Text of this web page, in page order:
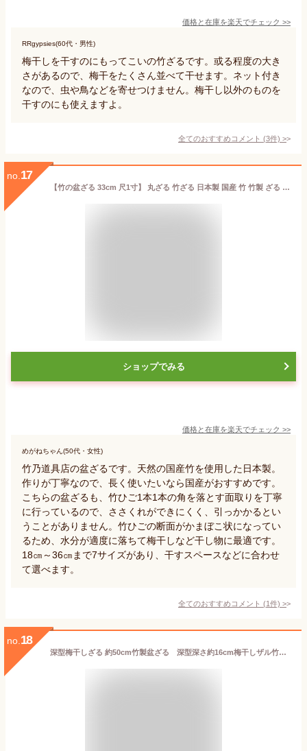
価格と在庫を楽天でチェック >>
RRgypsies(60代・男性)
梅干しを干すのにもってこいの竹ざるです。或る程度の大き
さがあるので、梅干をたくさん並べて干せます。ネット付き
なので、虫や鳥などを寄せつけません。梅干し以外のものを
干すのにも使えますよ。
全てのおすすめコメント (3件) >
no. 17
【竹の盆ざる 33cm 尺1寸】 丸ざる 竹ざる 日本製 国産 竹 竹製 ざる 笊 ザル 蕎麦ざる テーブルウェア キッチン 梅干し 干物 食器 鍋 野菜 職人 飲食店 料理 日本料理 海鮮
ショップでみる
価格と在庫を楽天でチェック >>
めがねちゃん(50代・女性)
竹乃道具店の盆ざるです。天然の国産竹を使用した日本製。
作りが丁寧なので、長く使いたいなら国産がおすすめです。
こちらの盆ざるも、竹ひご1本1本の角を落とす面取りを丁寧
に行っているので、ささくれができにくく、引っかかるとい
うことがありません。竹ひごの断面がかまぼこ状になってい
るため、水分が適度に落ちて梅干しなど干し物に最適です。
18㎝～36㎝まで7サイズがあり、干すスペースなどに合わせ
て選べます。
全てのおすすめコメント (1件) >
no. 18
深型梅干しざる 約50cm竹製盆ざる 深型深さ約16cm梅干しザル竹製盆ザル天然竹製02P05Nov16